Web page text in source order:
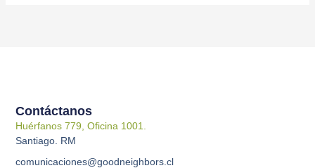
Contáctanos
Huérfanos 779, Oficina 1001.
Santiago. RM
comunicaciones@goodneighbors.cl